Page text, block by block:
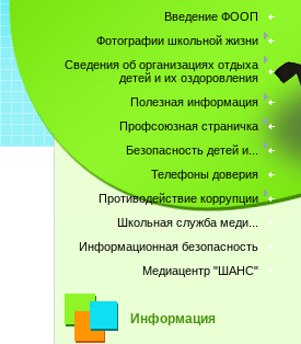
Введение ФООП
Фотографии школьной жизни
Сведения об организациях отдыха
детей и их оздоровления
Полезная информация
Профсоюзная страничка
Безопасность детей и...
Телефоны доверия
Противодействие коррупции
Школьная служба меди...
Информационная безопасность
Медиацентр "ШАНС"
Информация